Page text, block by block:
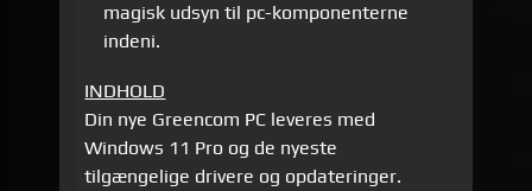
magisk udsyn til pc-komponenterne
indeni.
INDHOLD
Din nye Greencom PC leveres med
Windows 11 Pro og de nyeste
tilgængelige drivere og opdateringer.